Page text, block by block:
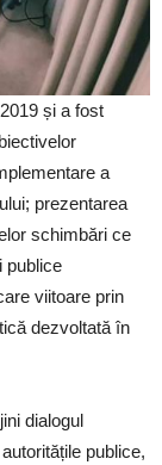
și a fost
a
prezentarea
schimbări ce
publice
viitoare prin
dezvoltată în
dialogul
publice,